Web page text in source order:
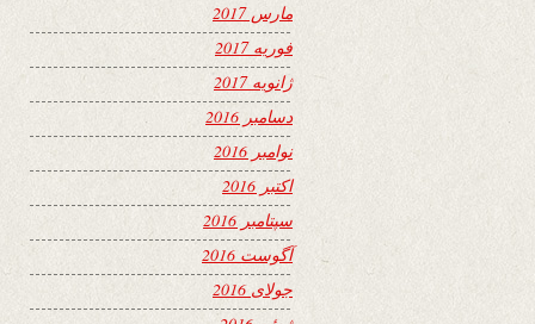
مارس 2017
فوریه 2017
ژانویه 2017
دسامبر 2016
نوامبر 2016
اکتبر 2016
سپتامبر 2016
آگوست 2016
جولای 2016